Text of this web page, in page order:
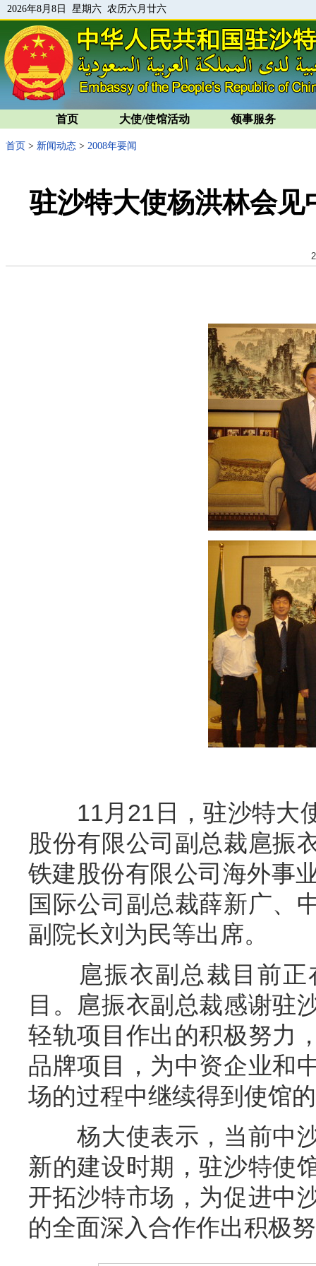
2026年8月8日 星期六 农历六月廿六
首页 大使/使馆活动 领事服务
首页 > 新闻动态 > 2008年要闻
驻沙特大使杨洪林会
11月21日，驻沙特大使
股份有限公司副总裁扈振
铁建股份有限公司海外事
国际公司副总裁薛新广、
副院长刘为民等出席。
扈振衣副总裁目前正
目。扈振衣副总裁感谢驻
轻轨项目作出的积极努力
品牌项目，为中资企业和
场的过程中继续得到使馆
杨大使表示，当前中沙
新的建设时期，驻沙特使
开拓沙特市场，为促进中
的全面深入合作作出积极